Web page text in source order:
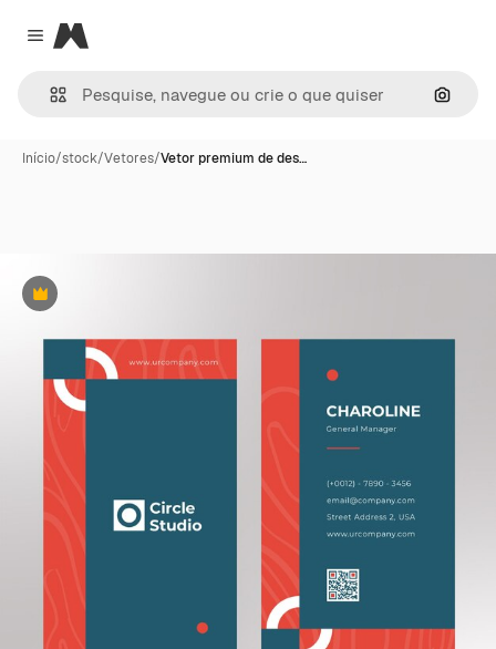
Close menu
Magnific
Início/stock/Vetores/Vetor premium de des…
Premium